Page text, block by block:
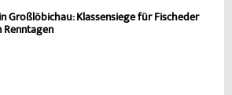
Großlöbichau: Klassensiege für Fischeder
Renntagen